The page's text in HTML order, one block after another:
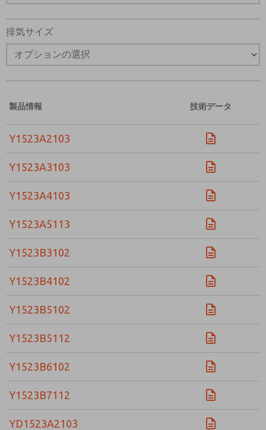
排気サイズ
製品情報 技術データ
Y1523A2103
Y1523A3103
Y1523A4103
Y1523A5113
Y1523B3102
Y1523B4102
Y1523B5102
Y1523B5112
Y1523B6102
Y1523B7112
YD1523A2103